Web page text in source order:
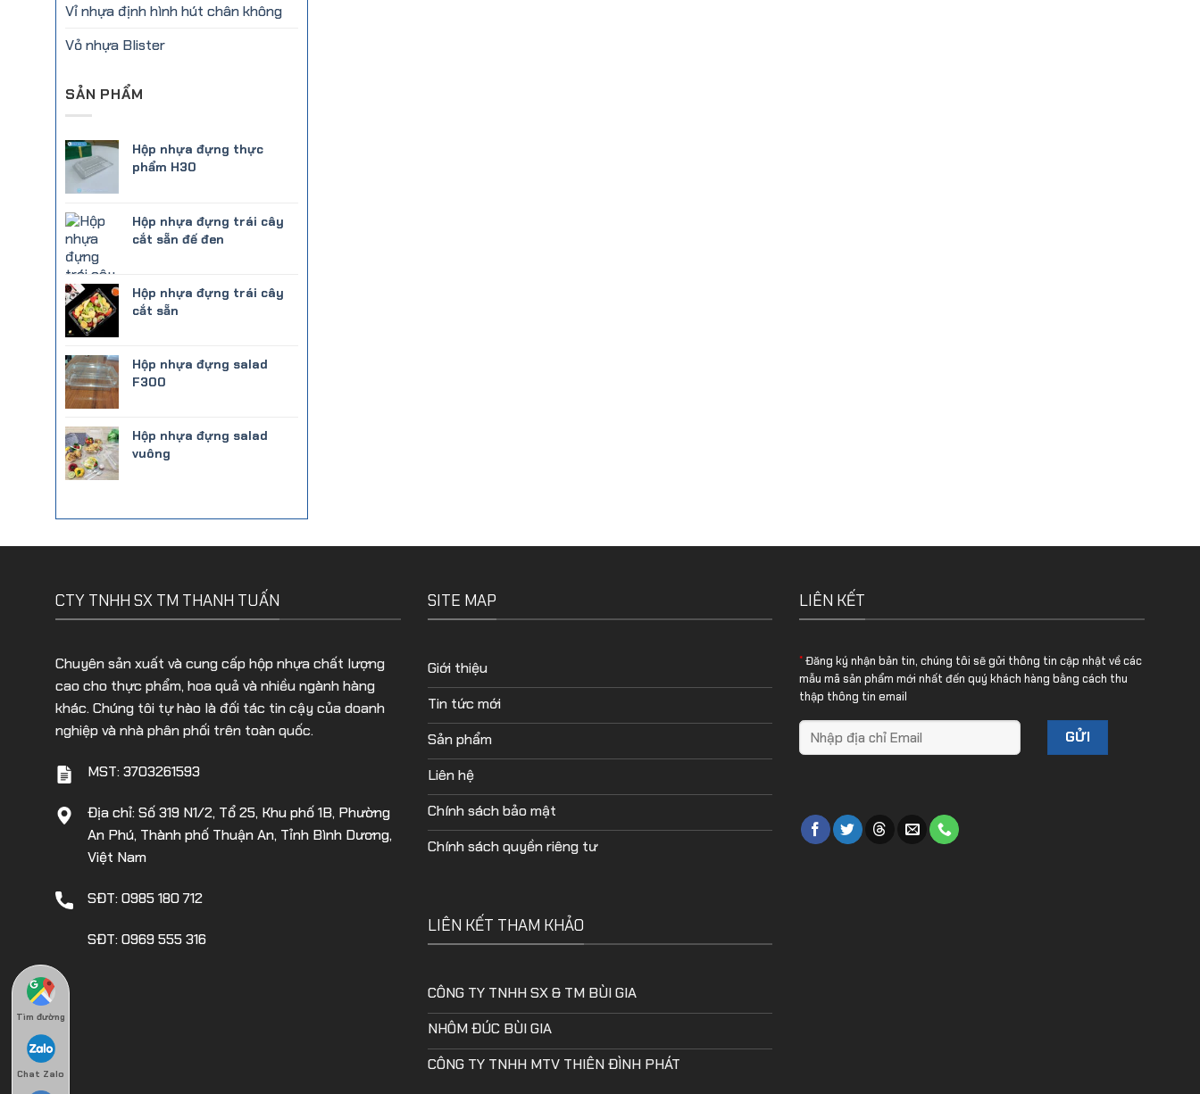
Vỉ nhựa định hình hút chân không
Vỏ nhựa Blister
SẢN PHẨM
Hộp nhựa đựng thực
phẩm H30
Hộp nhựa đựng trái cây
cắt sẵn đế đen
Hộp nhựa đựng trái cây
cắt sẵn
Hộp nhựa đựng salad
F300
Hộp nhựa đựng salad
vuông
CTY TNHH SX TM THANH TUẤN
Chuyên sản xuất và cung cấp hộp nhựa chất lượng
cao cho thực phẩm, hoa quả và nhiều ngành hàng
khác. Chúng tôi tự hào là đối tác tin cậy của doanh
nghiệp và nhà phân phối trên toàn quốc.
MST: 3703261593
Địa chỉ: Số 319 N1/2, Tổ 25, Khu phố 1B, Phường
An Phú, Thành phố Thuận An, Tỉnh Bình Dương,
Việt Nam
SĐT: 0985 180 712
SĐT: 0969 555 316
SITE MAP
Giới thiệu
Tin tức mới
Sản phẩm
Liên hệ
Chính sách bảo mật
Chính sách quyền riêng tư
LIÊN KẾT THAM KHẢO
CÔNG TY TNHH SX & TM BÙI GIA
NHÔM ĐÚC BÙI GIA
CÔNG TY TNHH MTV THIÊN ĐÌNH PHÁT
LIÊN KẾT
*Đăng ký nhận bản tin, chúng tôi sẽ gửi thông tin cập nhật về các
mẫu mã sản phẩm mới nhất đến quý khách hàng bằng cách thu
thập thông tin email
Tìm đường
Chat Zalo